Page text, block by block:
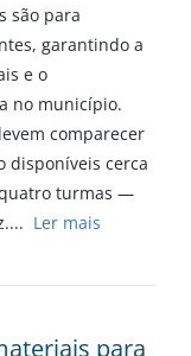
são para
garantindo a
e o
no município.
comparecer
disponíveis cerca
turmas —
Ler mais
para